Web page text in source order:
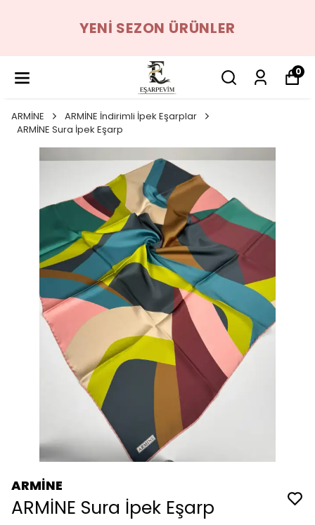
YENI SEZON ÜRÜNLER
0
ARMİNE
ARMİNE İndirimli İpek Eşarplar
ARMİNE Sura İpek Eşarp
ARMİNE
ARMİNE Sura İpek Eşarp